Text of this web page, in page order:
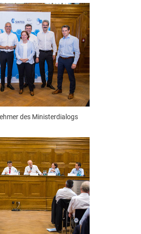
des Ministerdialogs